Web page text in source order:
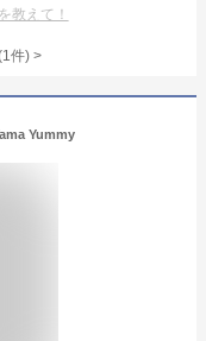
教えて！
1件) >
Yummy